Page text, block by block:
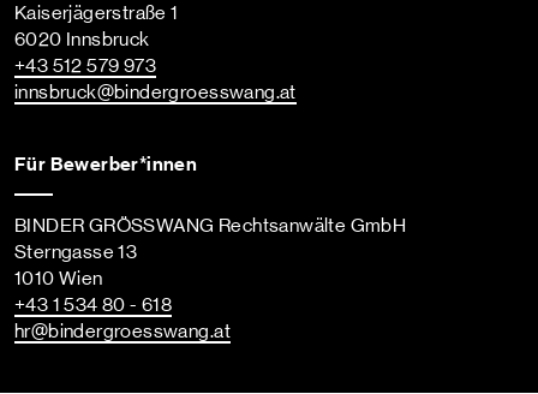
Kaiserjägerstraße 1
6020 Innsbruck
+43 512 579 973
innsbruck@bindergroesswang.at
Für Bewerber*innen
BINDER GRÖSSWANG Rechtsanwälte GmbH
Sterngasse 13
1010 Wien
+43 1 534 80 - 618
hr@bindergroesswang.at